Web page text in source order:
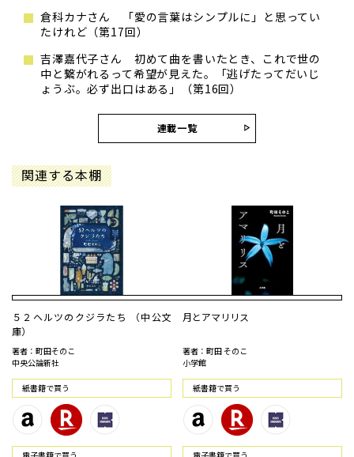
倉科カナさん 「愛の言葉はシンプルに」と思ってい
たけれど（第17回）
吉澤嘉代子さん 初めて曲を書いたとき、これで世の
中と繋がれるって希望が見えた。「逃げたってだいじ
ょうぶ。必ず出口はある」（第16回）
連載一覧
関連する本棚
５２ヘルツのクジラたち （中公文
庫）
著者：町田そのこ
中央公論新社
紙書籍で買う
月とアマリリス
著者：町田 そのこ
小学館
紙書籍で買う